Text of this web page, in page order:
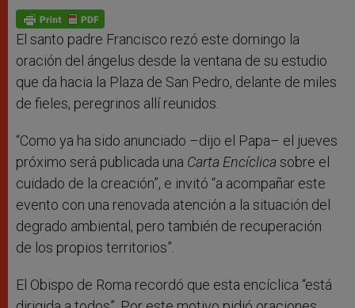
p
p
g
e
r
o
k
El santo padre Francisco rezó este domingo la
oración del ángelus desde la ventana de su estudio
que da hacia la Plaza de San Pedro, delante de miles
de fieles, peregrinos allí reunidos.
“Como ya ha sido anunciado –dijo el Papa– el jueves
próximo será publicada una Carta Encíclica sobre el
cuidado de la creación”, e invitó “a acompañar este
evento con una renovada atención a la situación del
degrado ambiental, pero también de recuperación
de los propios territorios”.
El Obispo de Roma recordó que esta encíclica “está